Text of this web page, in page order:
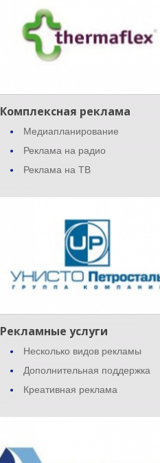
Комплексная реклама
Медиапланирование
Реклама на радио
Реклама на ТВ
Рекламные услуги
Несколько видов рекламы
Дополнительная поддержка
Креативная реклама